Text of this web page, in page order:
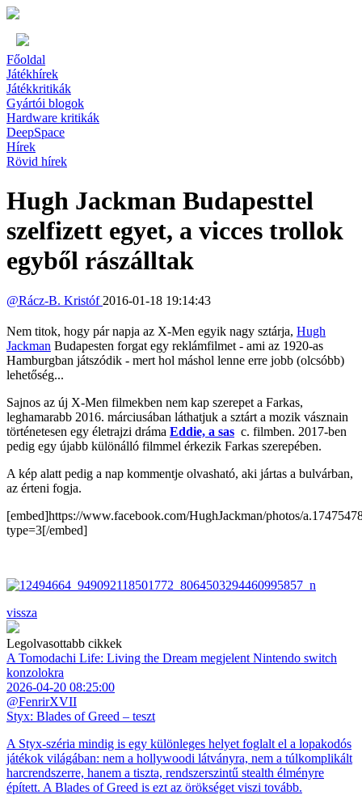
Főoldal
Játékhírek
Játékkritikák
Gyártói blogok
Hardware kritikák
DeepSpace
Hírek
Rövid hírek
Hugh Jackman Budapesttel
szelfizett egyet, a vicces trollok
egyből rászálltak
@Rácz-B. Kristóf 2016-01-18 19:14:43
Nem titok, hogy pár napja az X-Men egyik nagy sztárja, Hugh
Jackman Budapesten forgat egy reklámfilmet - ami az 1920-as
Hamburgban játszódik - mert hol máshol lenne erre jobb (olcsóbb)
lehetőség...
Sajnos az új X-Men filmekben nem kap szerepet a Farkas,
leghamarabb 2016. márciusában láthatjuk a sztárt a mozik vásznain
történetesen egy életrajzi dráma Eddie, a sas c. filmben. 2017-ben
pedig egy újabb különálló filmmel érkezik Farkas szerepében.
A kép alatt pedig a nap kommentje olvasható, aki jártas a bulvárban,
az érteni fogja.
[embed]https://www.facebook.com/HughJackman/photos/
type=3[/embed]
vissza
Legolvasottabb cikkek
A Tomodachi Life: Living the Dream megjelent Nintendo switch
konzolokra
2026-04-20 08:25:00
@FenrirXVII
Styx: Blades of Greed – teszt
A Styx-széria mindig is egy különleges helyet foglalt el a lopakodós
játékok világában: nem a hollywoodi látványra, nem a túlkomplikált
harcrendszerre, hanem a tiszta, rendszerszintű stealth élményre
épített. A Blades of Greed is ezt az örökséget viszi tovább.